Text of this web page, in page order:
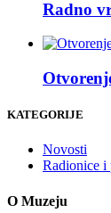
Radno
KATEGORIJE
Novosti
Radionice i
O Muzeju